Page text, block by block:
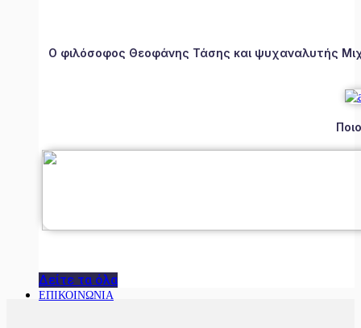
Ο φιλόσοφος Θεοφάνης Τάσης και ψυχαναλυτής
Δείτε τα όλα
ΕΠΙΚΟΙΝΩΝΙΑ